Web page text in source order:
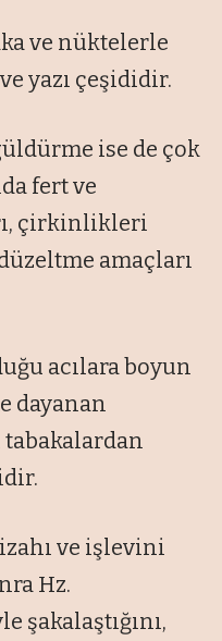
ve nüktelerle
yazı çeşididir.
ise de çok
fert ve
çirkinlikleri
amaçları
acılara boyun
dayanan
tabakalardan
ve işlevini
Hz.
şakalaştığını,